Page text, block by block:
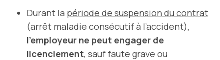
Durant la période de suspension du contrat
(arrêt maladie consécutif à l’accident),
l’employeur ne peut engager de
licenciement, sauf faute grave ou